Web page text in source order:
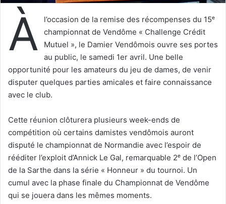
i
e
l
À
l’occasion de la remise des récompenses du 15ᵉ
championnat de Vendôme « Challenge Crédit
Mutuel », le Damier Vendômois ouvre ses portes
au public, le samedi 1er avril. Une belle
opportunité pour les amateurs du jeu de dames, de venir
disputer quelques parties amicales et faire connaissance
avec le club.
Cette réunion clôturera plusieurs week-ends de
compétition où certains damistes vendômois auront
disputé le championnat de Normandie avec l’espoir de
rééditer l’exploit d’Annick Le Gal, remarquable 2ᵉ de l’Open
de la Sarthe dans la série « Honneur » du tournoi. Un
cumul avec la phase finale du Championnat de Vendôme
qui se jouera dans les mêmes moments.